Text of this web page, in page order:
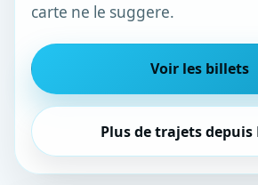
carte ne le suggere.
Voir les billets
Plus de trajets depuis